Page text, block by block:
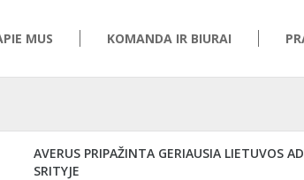
MUS KOMANDA IR BIURAI
AVERUS PRIPAŽINTA GERIAUSIA LIETUVOS
SRITYJE